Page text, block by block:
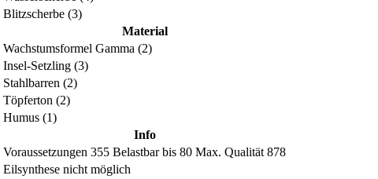
Blitzscherbe (3)
Material
Wachstumsformel Gamma (2)
Insel-Setzling (3)
Stahlbarren (2)
Töpferton (2)
Humus (1)
Info
Voraussetzungen 355 Belastbar bis 80 Max. Qualität 878
Eilsynthese nicht möglich